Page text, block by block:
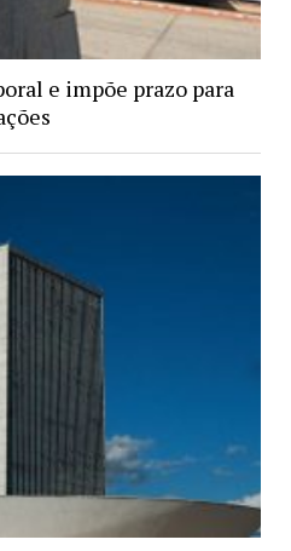
e impõe prazo para